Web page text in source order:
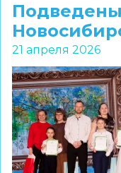
Подведены
21 апреля 2026